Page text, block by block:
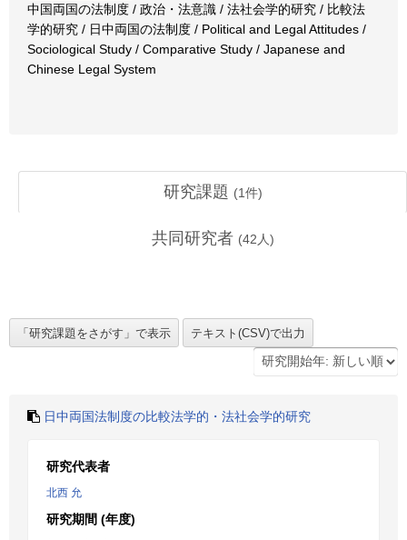
中国両国の法制度 / 政治・法意識 / 法社会学的研究 / 比較法
学的研究 / 日中両国の法制度 / Political and Legal Attitudes /
Sociological Study / Comparative Study / Japanese and
Chinese Legal System
研究課題 (1件)
共同研究者 (42 人)
日中両国法制度の比較法学的・法社会学的研究
研究代表者
北西 允
研究期間 (年度)